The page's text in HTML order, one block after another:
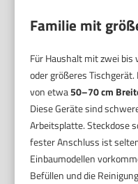
Familie mit
Für Haushalt mit zwei
oder größeres
von etwa50–70 cm
Diese Geräte sind
Arbeitsplatte. Steckdose
fester Anschluss ist
Einbaumodellen
Befüllen und die